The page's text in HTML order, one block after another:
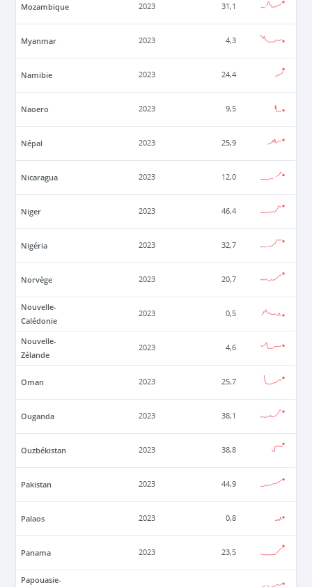
Mozambique 2023 31,1
Myanmar 2023 4,3
Namibie 2023 24,4
Naoero 2023 9,5
Népal 2023 25,9
Nicaragua 2023 12,0
Niger 2023 46,4
Nigéria 2023 32,7
Norvège 2023 20,7
Nouvelle-
Calédonie
2023 0,5
Nouvelle-
Zélande
2023 4,6
Oman 2023 25,7
Ouganda 2023 38,1
Ouzbékistan 2023 38,8
Pakistan 2023 44,9
Palaos 2023 0,8
Panama 2023 23,5
Papouasie-